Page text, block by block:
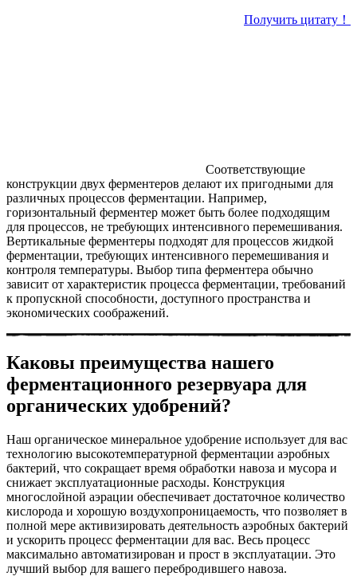
Получить цитату！
Соответствующие
конструкции двух ферментеров делают их пригодными для
различных процессов ферментации. Например,
горизонтальный ферментер может быть более подходящим
для процессов, не требующих интенсивного перемешивания.
Вертикальные ферментеры подходят для процессов жидкой
ферментации, требующих интенсивного перемешивания и
контроля температуры. Выбор типа ферментера обычно
зависит от характеристик процесса ферментации, требований
к пропускной способности, доступного пространства и
экономических соображений.
Каковы преимущества нашего
ферментационного резервуара для
органических удобрений?
Наш органическое минеральное удобрение использует для вас
технологию высокотемпературной ферментации аэробных
бактерий, что сокращает время обработки навоза и мусора и
снижает эксплуатационные расходы. Конструкция
многослойной аэрации обеспечивает достаточное количество
кислорода и хорошую воздухопроницаемость, что позволяет в
полной мере активизировать деятельность аэробных бактерий
и ускорить процесс ферментации для вас. Весь процесс
максимально автоматизирован и прост в эксплуатации. Это
лучший выбор для вашего перебродившего навоза.